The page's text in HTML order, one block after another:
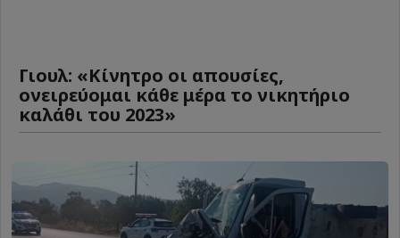
Γιουλ: «Κίνητρο οι απουσίες,
ονειρεύομαι κάθε μέρα το νικητήριο
καλάθι του 2023»